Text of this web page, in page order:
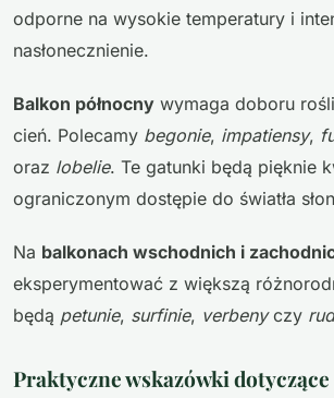
odporne na wysokie temperatury i
nasłonecznienie.
Balkon północny wymaga doboru
cień. Polecamy begonie, impatiensy,
oraz lobelie. Te gatunki będą pięknie
ograniczonym dostępie do światła
Na balkonach wschodnich i
eksperymentować z większą
będą petunie, surfinie, verbenyczy
Praktyczne wskazówki dotyczące